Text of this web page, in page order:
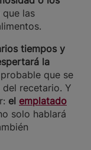
que las
tiempos y
la
que se
recetario. Y
el emplatado
solo hablará